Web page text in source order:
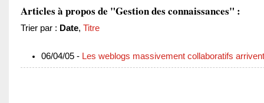
Articles à propos de "Gestion des connaissances" :
Trier par : Date, Titre
06/04/05 - Les weblogs massivement collaboratifs